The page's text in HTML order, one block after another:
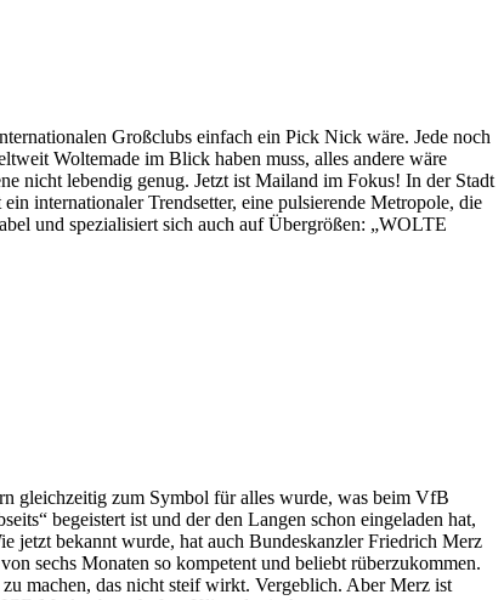
Großclubs einfach ein Pick Nick wäre. Jede noch
Woltemade im Blick haben muss, alles andere wäre
nicht lebendig genug. Jetzt ist Mailand im Fokus! In der Stadt
internationaler Trendsetter, eine pulsierende Metropole, die
und spezialisiert sich auch auf Übergrößen: „WOLTE
gleichzeitig zum Symbol für alles wurde, was beim VfB
begeistert ist und der den Langen schon eingeladen hat,
jetzt bekannt wurde, hat auch Bundeskanzler Friedrich Merz
sechs Monaten so kompetent und beliebt rüberzukommen.
machen, das nicht steif wirkt. Vergeblich. Aber Merz ist